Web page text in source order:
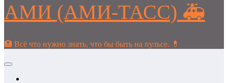
АМИ (АМИ-ТАСС) 🚑
🏥 Всё что нужно знать, что бы быть на пульсе. 💊